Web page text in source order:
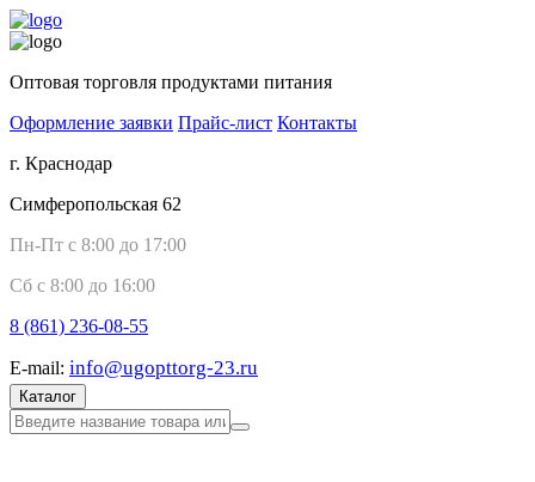
Оптовая торговля продуктами питания
Оформление заявки Прайс-лист Контакты
г. Краснодар
Симферопольская 62
Пн-Пт с 8:00 до 17:00
Сб с 8:00 до 16:00
8 (861) 236-08-55
E-mail: info@ugopttorg-23.ru
Каталог